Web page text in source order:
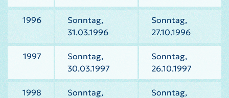
1996
Sonntag,
31.03.1996
Sonntag,
27.10.1996
1997
Sonntag,
30.03.1997
Sonntag,
26.10.1997
1998
Sonntag,
Sonntag,